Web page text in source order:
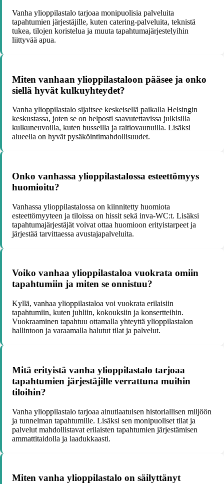
Vanha ylioppilastalo tarjoaa monipuolisia palveluita
tapahtumien järjestäjille, kuten catering-palveluita, teknistä
tukea, tilojen koristelua ja muuta tapahtumajärjestelyihin
liittyvää apua.
Miten vanhaan ylioppilastaloon pääsee ja onko
siellä hyvät kulkuyhteydet?
Vanha ylioppilastalo sijaitsee keskeisellä paikalla Helsingin
keskustassa, joten se on helposti saavutettavissa julkisilla
kulkuneuvoilla, kuten busseilla ja raitiovaunuilla. Lisäksi
alueella on hyvät pysäköintimahdollisuudet.
Onko vanhassa ylioppilastalossa esteettömyys
huomioitu?
Vanhassa ylioppilastalossa on kiinnitetty huomiota
esteettömyyteen ja tiloissa on hissit sekä inva-WC:t. Lisäksi
tapahtumajärjestäjät voivat ottaa huomioon erityistarpeet ja
järjestää tarvittaessa avustajapalveluita.
Voiko vanhaa ylioppilastaloa vuokrata omiin
tapahtumiin ja miten se onnistuu?
Kyllä, vanhaa ylioppilastaloa voi vuokrata erilaisiin
tapahtumiin, kuten juhliin, kokouksiin ja konsertteihin.
Vuokraaminen tapahtuu ottamalla yhteyttä ylioppilastalon
hallintoon ja varaamalla halutut tilat ja palvelut.
Mitä erityistä vanha ylioppilastalo tarjoaa
tapahtumien järjestäjille verrattuna muihin
tiloihin?
Vanha ylioppilastalo tarjoaa ainutlaatuisen historiallisen miljöön
ja tunnelman tapahtumille. Lisäksi sen monipuoliset tilat ja
palvelut mahdollistavat erilaisten tapahtumien järjestämisen
ammattitaidolla ja laadukkaasti.
Miten vanha ylioppilastalo on säilyttänyt